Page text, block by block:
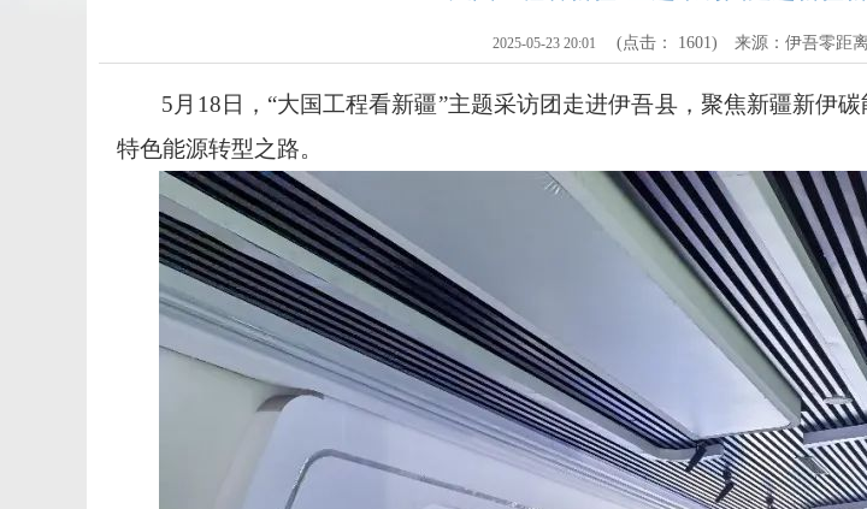
2025-05-23 20:01 (点击： 1601) 来源：伊吾零距
5月18日，“大国工程看新疆”主题采访团走进伊吾县，聚焦新疆新伊
特色能源转型之路。